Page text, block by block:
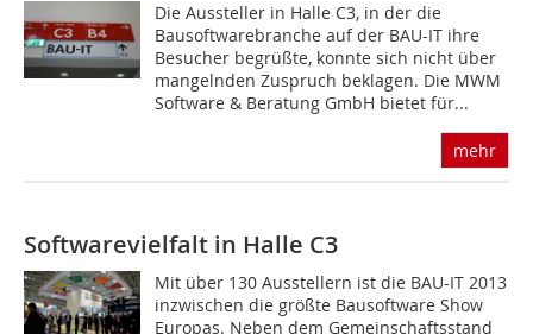
Die Aussteller in Halle C3, in der die
Bausoftwarebranche auf der BAU-IT ihre
Besucher begrüßte, konnte sich nicht über
mangelnden Zuspruch beklagen. Die MWM
Software & Beratung GmbH bietet für...
mehr
Softwarevielfalt in Halle C3
Mit über 130 Ausstellern ist die BAU-IT 2013
inzwischen die größte Bausoftware Show
Europas. Neben dem Gemeinschaftsstand